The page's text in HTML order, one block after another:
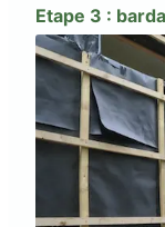
Etape 3 :